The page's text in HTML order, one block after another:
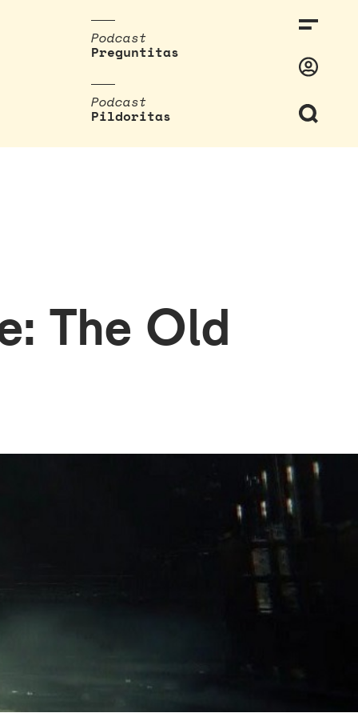
Podcast
Preguntitas
Podcast
Pildoritas
The Old